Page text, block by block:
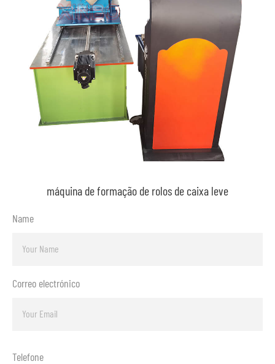
máquina de formação de rolos de caixa leve
Name
Correo electrónico
Telefone